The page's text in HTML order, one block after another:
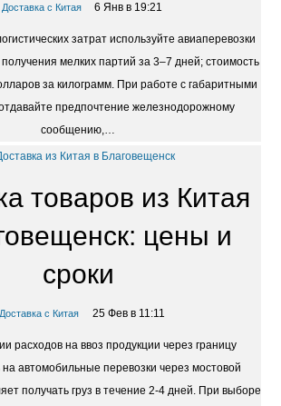
Доставка с Китая 6 Янв в 19:21
затрат используйте авиаперевозки
мелких партий за 3–7 дней; стоимость
за килограмм. При работе с габаритными
предпочтение железнодорожному
сообщению,…
товаров из Китая
цены и
сроки
Доставка с Китая 25 Фев в 11:11
расходов на ввоз продукции через границу
автомобильные перевозки через мостовой
получать груз в течение 2-4 дней. При выборе